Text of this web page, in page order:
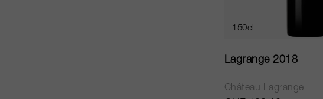
150cl
Lagrange 2018
Château Lagrange